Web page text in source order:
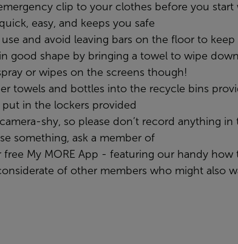
clip to your clothes before you start
easy, and keeps you safe
and avoid leaving bars on the floor to
shape by bringing a towel to wipe
or wipes on the screens though!
towels and bottles into the recycle bins
in the lockers provided
shy, so please don’t record anything in
something, ask a member of
free My MORE App - featuring our handy how
of other members who might also